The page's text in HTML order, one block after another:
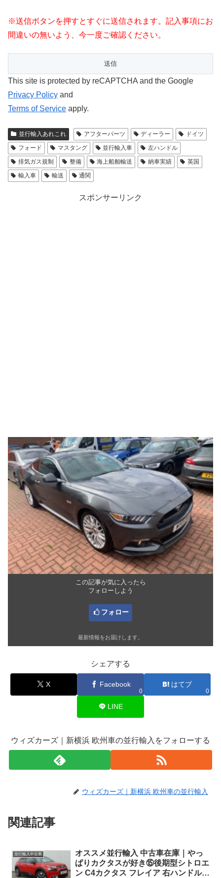
※送信ボタンを押すとすぐに送信されます。記入事項にお
間違いの無いよう、今一度ご確認ください。
This site is protected by reCAPTCHA and the Google
Privacy Policy and
Terms of Service apply.
並行輸入あれこれ アフターパーツ ディーラー
ドイツ
フォード
マスタング 並行輸入車
左ハンドル
排気ガス規制
整備 海上船舶輸送 納車実績
英国
輸入車
輸送 通関
スポンサーリンク
この記事が気に入ったら
フォローしよう
フォロー
最新情報をお届けします。
シェアする
X Facebook
0
はてブ
0
LINE
ウィズカーズ｜新横浜 欧州車の並行輸入をフォローする
ウィズカーズ｜新横浜 欧州車の並行輸入
関連記事
並行輸入中古車
オススメ並行輸入 中古車在庫｜やっ
ぱりカクタスが好き⑮後期型シトロエ
ン C4カクタス フレイア 右ハンドル